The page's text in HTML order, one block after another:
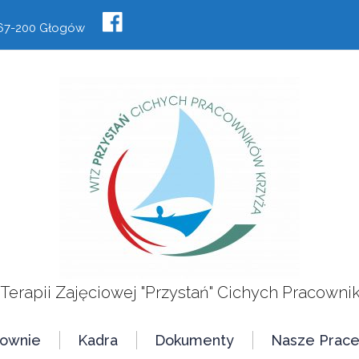
200 Głogów
Zajęciowej "Przystań" Cichych
Kadra Dokumenty Nasze Prace